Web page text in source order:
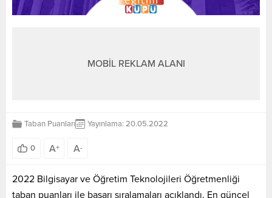
MOBİL REKLAM ALANI
Taban Puanları Yayınlama: 20.05.2022
0 A+ A-
2022 Bilgisayar ve Öğretim Teknolojileri Öğretmenliği
taban puanları ile başarı sıralamaları açıklandı. En güncel